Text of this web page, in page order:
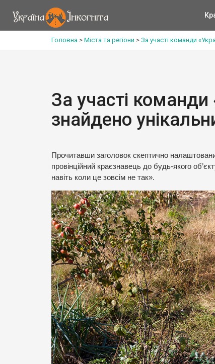
Головна > Міста та регіони > За участі команди
За участі команди
знайдено
Прочитавши заголовок скептично
провінційний краєзнавець до будь-якого
навіть коли це зовсім не так».